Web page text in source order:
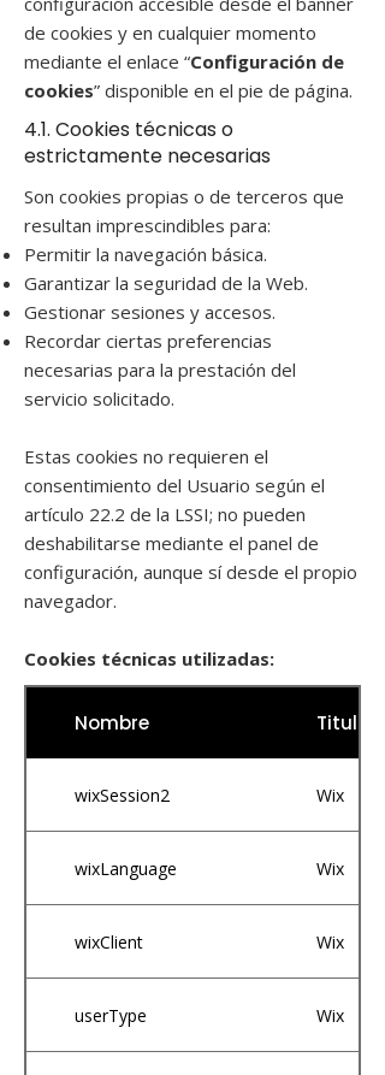
de cookies y en cualquier momento
mediante el enlace “Configuración de
cookies” disponible en el pie de página.
4.1. Cookies técnicas o
estrictamente necesarias
Son cookies propias o de terceros que
resultan imprescindibles para:
Permitir la navegación básica.
Garantizar la seguridad de la Web.
Gestionar sesiones y accesos.
Recordar ciertas preferencias
necesarias para la prestación del
servicio solicitado.
Estas cookies no requieren el
consentimiento del Usuario según el
artículo 22.2 de la LSSI; no pueden
deshabilitarse mediante el panel de
configuración, aunque sí desde el propio
navegador.
Cookies técnicas utilizadas:
Nombre Titular
wixSession2 Wix
wixLanguage Wix
wixClient Wix
userType Wix